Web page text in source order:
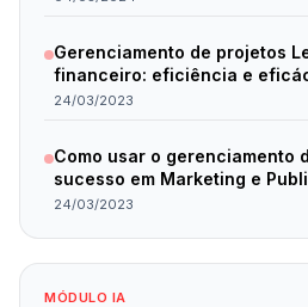
Gerenciamento de projetos
financeiro: eficiência e
resultados.
24/03/2023
Como usar o gerenciamento
sucesso em Marketing e
24/03/2023
MÓDULO IA